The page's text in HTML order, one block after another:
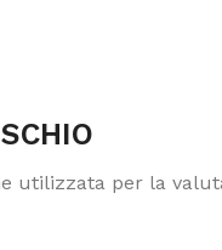
utilizzata per la